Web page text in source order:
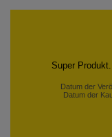
Super
Datum der
Datum der